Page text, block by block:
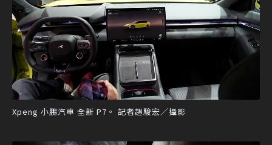
Xpeng 小鵬汽車 全新 P7。 記者趙駿宏／攝影